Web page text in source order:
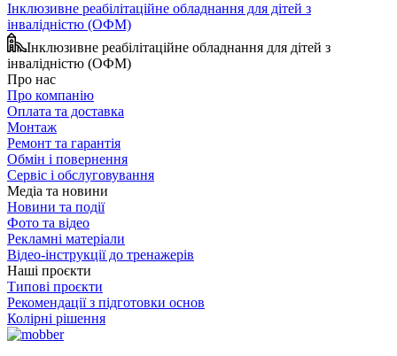
Інклюзивне реабілітаційне обладнання для дітей з
інвалідністю (ОФМ)
Інклюзивне реабілітаційне обладнання для дітей з
інвалідністю (ОФМ)
Про нас
Про компанію
Оплата та доставка
Монтаж
Ремонт та гарантія
Обмін і повернення
Сервіс і обслуговування
Медіа та новини
Новини та події
Фото та відео
Рекламні матеріали
Відео-інструкції до тренажерів
Наші проєкти
Типові проєкти
Рекомендації з підготовки основ
Колірні рішення